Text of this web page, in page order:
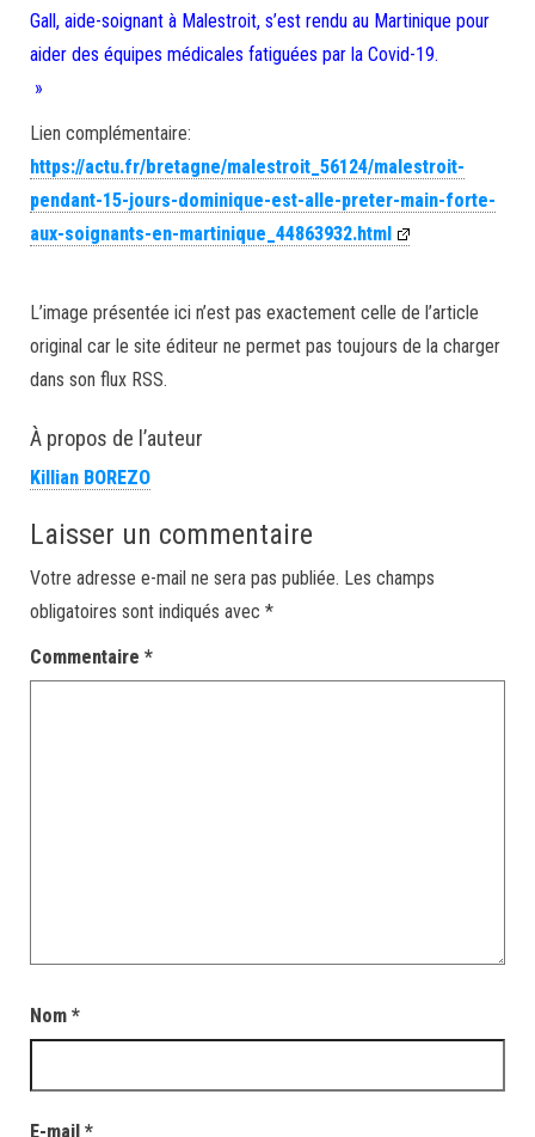
Gall, aide-soignant à Malestroit, s’est rendu au Martinique pour
aider des équipes médicales fatiguées par la Covid-19.
»
Lien complémentaire:
https://actu.fr/bretagne/malestroit_56124/malestroit-
pendant-15-jours-dominique-est-alle-preter-main-forte-
aux-soignants-en-martinique_44863932.html
L’image présentée ici n’est pas exactement celle de l’article
original car le site éditeur ne permet pas toujours de la charger
dans son flux RSS.
À propos de l’auteur
Killian BOREZO
Laisser un commentaire
Votre adresse e-mail ne sera pas publiée. Les champs
obligatoires sont indiqués avec *
Commentaire *
Nom *
E-mail *